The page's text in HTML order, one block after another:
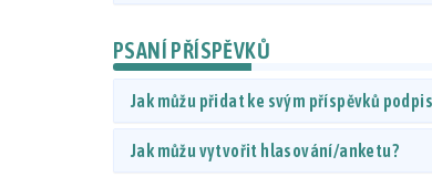
PSANÍ PŘÍSPĚVKŮ
Jak můžu přidat ke svým příspěvků
Jak můžu vytvořit hlasování/anketu?